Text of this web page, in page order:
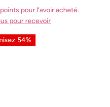
pour l'avoir acheté.
pour recevoir
54%